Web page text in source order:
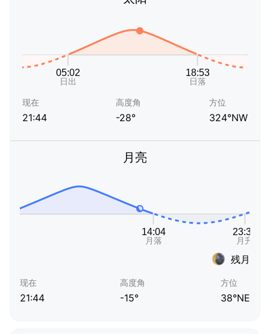
现在
21:44
高度角
-28°
方位
324°NW
月亮
残月
现在
21:44
高度角
-15°
方位
38°NE